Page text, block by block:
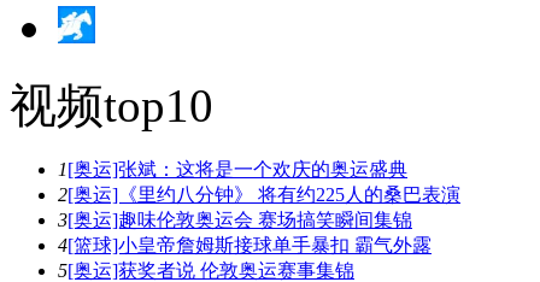
视频top10
1[奥运]张斌：这将是一个欢庆的奥运盛典
2[奥运]《里约八分钟》 将有约225人的桑巴表演
3[奥运]趣味伦敦奥运会 赛场搞笑瞬间集锦
4[篮球]小皇帝詹姆斯接球单手暴扣 霸气外露
5[奥运]获奖者说 伦敦奥运赛事集锦